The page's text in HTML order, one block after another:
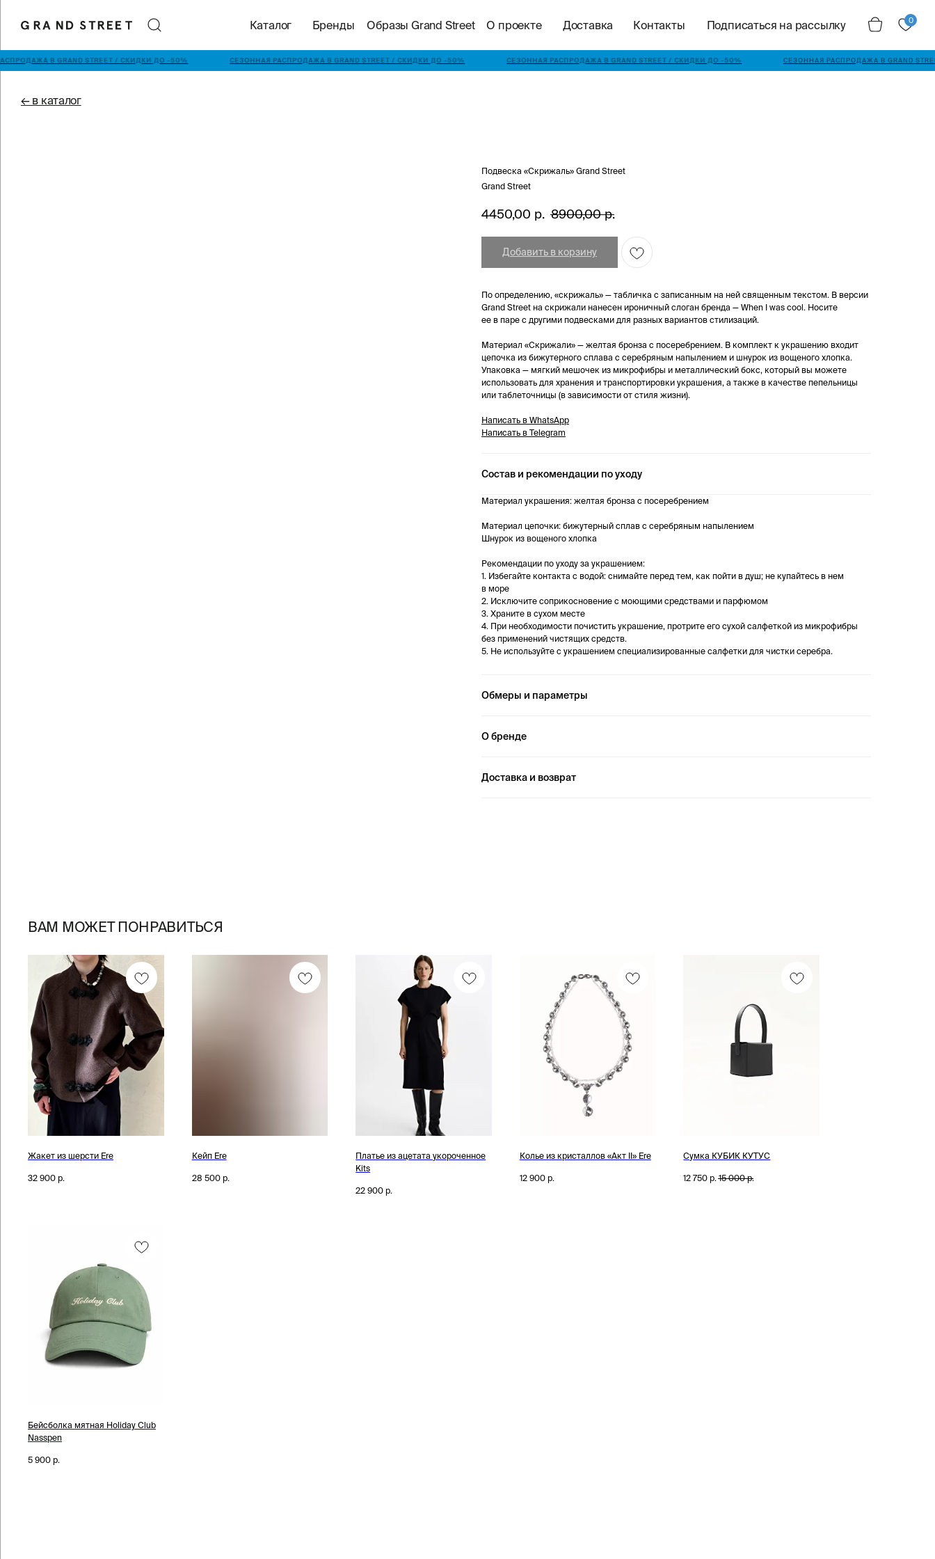
Каталог Образы Grand Street О проекте Доставка Контакты Подписаться на рассылку
Бренды 0
В GRAND STREET / СКИДКИ ДО -50% СЕЗОННАЯ РАСПРОДАЖА В GRAND STREET / СКИДКИ ДО -50% СЕЗОННАЯ РАСПРОДАЖА В GRAND STREET / СКИДКИ ДО -50% СЕЗОННАЯ РАСПРОДАЖА В GRAND
← в каталог
Подвеска «Скрижаль» Grand Street
Grand Street
4450,00 р. 8900,00 р.
Добавить в корзину
По определению, «скрижаль» — табличка с записанным на ней священным текстом. В версии
Grand Street на скрижали нанесен ироничный слоган бренда — When I was cool. Носите
ее в паре с другими подвесками для разных вариантов стилизаций.
Материал «Скрижали» — желтая бронза с посеребрением. В комплект к украшению входит
цепочка из бижутерного сплава с серебряным напылением и шнурок из вощеного хлопка.
Упаковка — мягкий мешочек из микрофибры и металлический бокс, который вы можете
использовать для хранения и транспортировки украшения, а также в качестве пепельницы
или таблеточницы (в зависимости от стиля жизни).
Написать в WhatsApp
Написать в Telegram
Состав и рекомендации по уходу
Материал украшения: желтая бронза с посеребрением
Материал цепочки: бижутерный сплав с серебряным напылением
Шнурок из вощеного хлопка
Рекомендации по уходу за украшением:
1. Избегайте контакта с водой: снимайте перед тем, как пойти в душ; не купайтесь в нем
в море
2. Исключите соприкосновение с моющими средствами и парфюмом
3. Храните в сухом месте
4. При необходимости почистить украшение, протрите его сухой салфеткой из микрофибры
без применений чистящих средств.
5. Не используйте с украшением специализированные салфетки для чистки серебра.
Обмеры и параметры
О бренде
Доставка и возврат
ВАМ МОЖЕТ ПОНРАВИТЬСЯ
Жакет из шерсти Ere
32 900 р.
Кейп Ere
28 500 р.
Платье из ацетата укороченное
Kits
22 900 р.
Колье из кристаллов «Акт II» Ere
12 900 р.
Сумка КУБИК КУТУС
12 750 р. 15 000 р.
Бейсболка мятная Holiday Club
Nasspen
5 900 р.